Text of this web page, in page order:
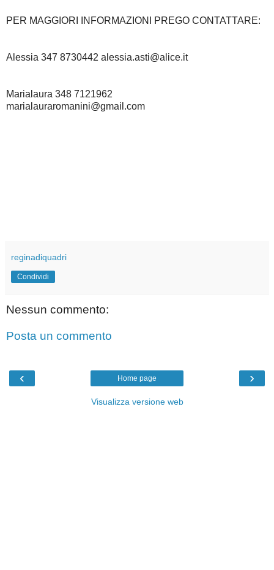
PER MAGGIORI INFORMAZIONI PREGO CONTATTARE:
Alessia 347 8730442 alessia.asti@alice.it
Marialaura 348 7121962
marialauraromanini@gmail.com
reginadiquadri
Condividi
Nessun commento:
Posta un commento
‹ ›
Home page
Visualizza versione web